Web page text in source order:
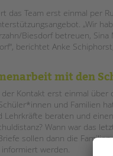
das Team erst einmal per
„Wir
Biesdorf betreuen,
berichtet Anke
mit den
Kontakt erst einmal über
und Familien
Lehrkräfte beraten und
Wann war das
sollen dann die
werden.